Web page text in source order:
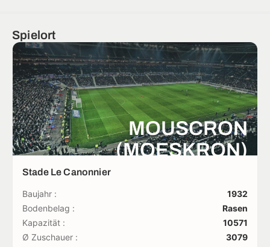
Spielort
MOUSCRON
(MOESKRON)
Stade Le Canonnier
Baujahr :
1932
Bodenbelag :
Rasen
Kapazität :
10571
Ø Zuschauer :
3079